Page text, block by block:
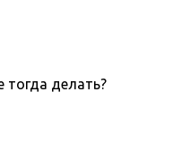
делать?